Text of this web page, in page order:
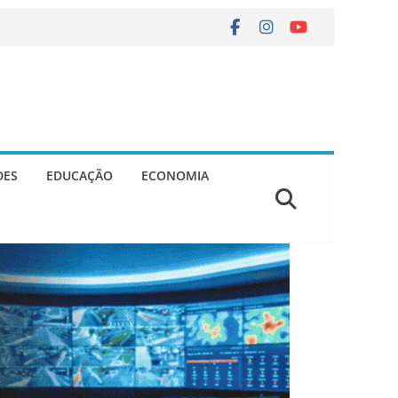
EDUCAÇÃO ECONOMIA